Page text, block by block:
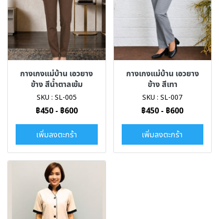
กางเกงแม่บ้าน เอวยาง
ข้าง สีน้ำตาลเข้ม
SKU : SL-005
฿450- ฿600
เพิ่มลงตะกร้า
กางเกงแม่บ้าน เอวยาง
ข้าง สีเทา
SKU : SL-007
฿450 - ฿600
เพิ่มลงตะกร้า